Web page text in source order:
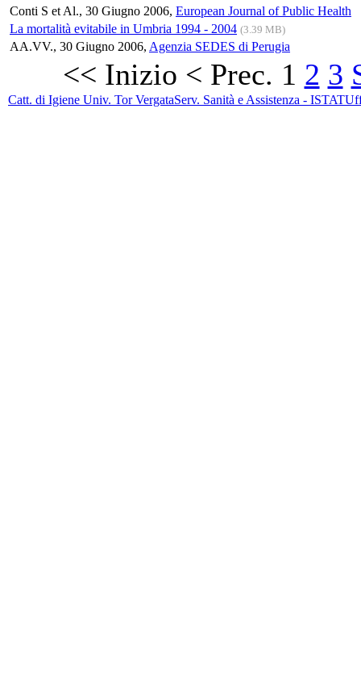
Conti S et Al., 30 Giugno 2006, European Journal of Public Health
La mortalità evitabile in Umbria 1994 - 2004 (3.39 MB)
AA.VV., 30 Giugno 2006, Agenzia SEDES di Perugia
<< Inizio < Prec. 1 2 3
Catt. di Igiene Univ. Tor VergataServ. Sanità e Assistenza - ISTAT